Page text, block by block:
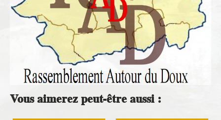
Vous aimerez peut-être aussi :